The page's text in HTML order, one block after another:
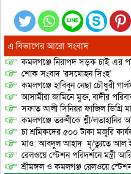
এ বিভাগের আরো সংবাদ
কমলগঞ্জে নিরাপদ সড়ক চাই এর
শোক সংবাদ ‘রসমোহন সিংহ’
কমলগঞ্জে হাবিবুন নেছা চৌধুরী
আসামীরা জামিনে মুক্ত, বাদীর
সফাত আলী সিনিয়র ফাজিল ডিগ্রি
কমলগঞ্জে তরুণীকে শ্লী/লতাহানির
চা শ্রমিকদের ৫০০ টাকা মজুরি
মাও: আবদুল আহাদ মৃ/ত্যুতে আল
রেলওয়ে স্টেশন পরিদর্শনে মন্ত্রী
শ্রীমঙ্গল ও কমলগঞ্জ রেলওয়ে